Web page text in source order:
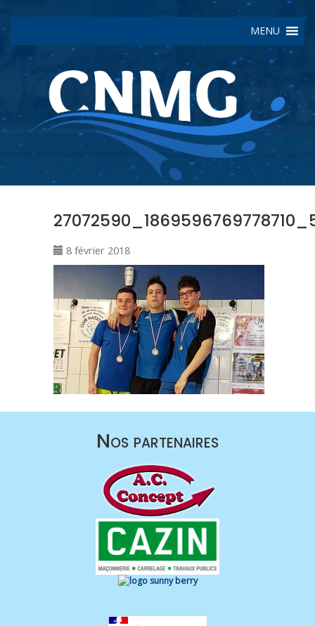
MENU
8 février 2018
Nos partenaires